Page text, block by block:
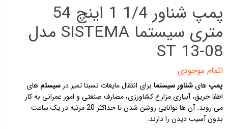
پمپ شناور 1/4 1 اینچ 54
متری سیستما SISTEMA مدل
ST 13-08
اتمام موجودی
پمپ های شناور سیستما برای انتقال مایعات نسبتا تمیز در سیستم های
اطفا حریق، آبیاری مزارع کشاورزی، مصارف صنعتی و امور عمرانی به کار
می روند. آن ها توانایی روشن شدن تا حداکثر 20 مرتبه در یک ساعت
بدون آسیب دیدن را دارند.